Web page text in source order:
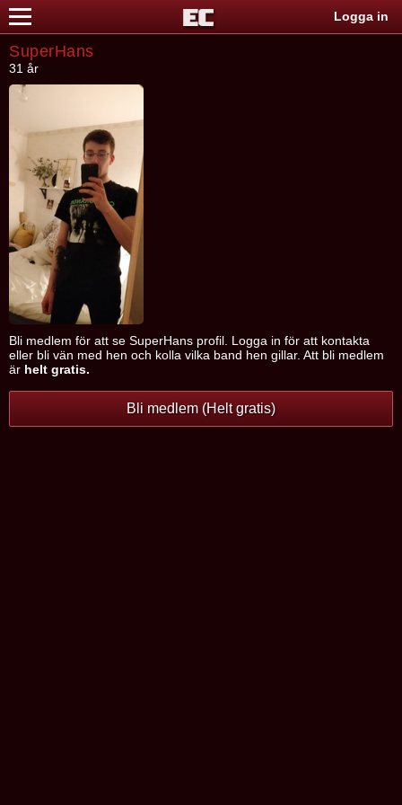
Logga in
SuperHans
31 år
Bli medlem för att se SuperHans profil. Logga in för att kontakta
eller bli vän med hen och kolla vilka band hen gillar. Att bli medlem
är helt gratis.
Bli medlem (Helt gratis)